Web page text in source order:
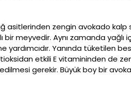
asitlerinden zengin avokado kalp
bir meyvedir. Aynı zamanda
yardımcıdır. Yanında tüketilen
etkili E vitamininden de
gerekir. Büyük boy bir